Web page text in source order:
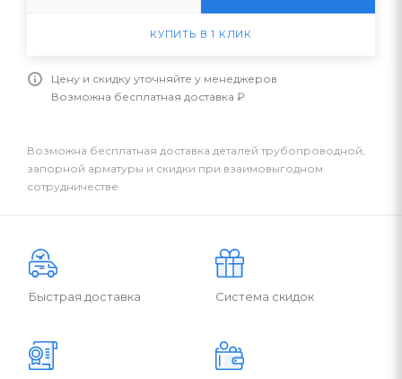
КУПИТЬ В 1 КЛИК
Цену и скидку уточняйте у менеджеров
Возможна бесплатная доставка ₽
Возможна бесплатная доставка деталей трубопроводной,
запорной арматуры и скидки при взаимовыгодном
сотрудничестве
Быстрая доставка Система скидок